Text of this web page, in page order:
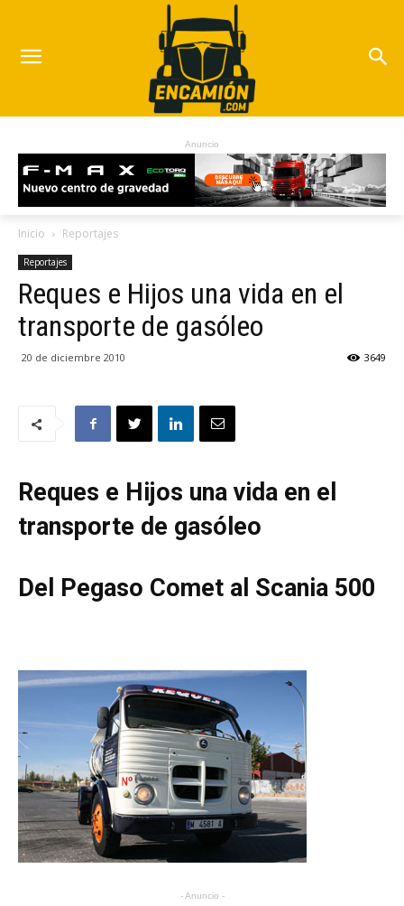
Anuncio
Inicio Reportajes
Reportajes
Reques e Hijos una vida en el
transporte de gasóleo
20 de diciembre 2010 3649
Reques e Hijos una vida en el
transporte de gasóleo
Del Pegaso Comet al Scania 500
- Anuncio -